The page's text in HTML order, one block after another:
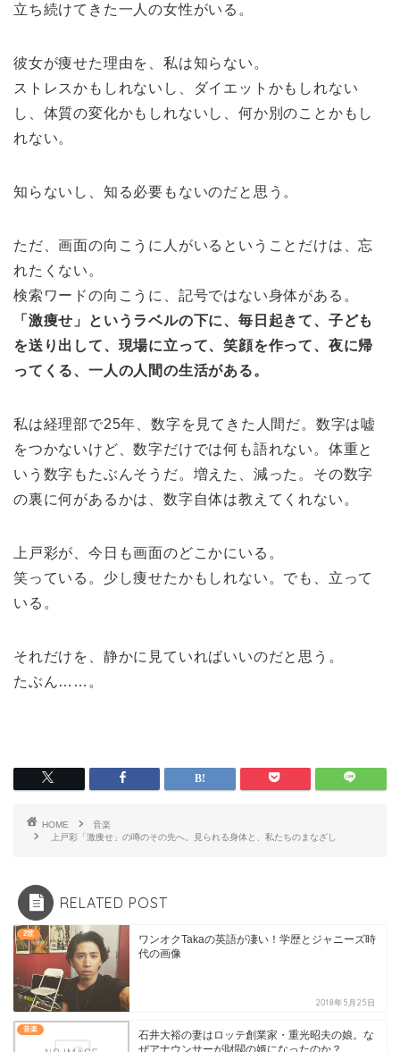
立ち続けてきた一人の女性がいる。
彼女が痩せた理由を、私は知らない。
ストレスかもしれないし、ダイエットかもしれない
し、体質の変化かもしれないし、何か別のことかもし
れない。
知らないし、知る必要もないのだと思う。
ただ、画面の向こうに人がいるということだけは、忘
れたくない。
検索ワードの向こうに、記号ではない身体がある。
「激痩せ」というラベルの下に、毎日起きて、子ども
を送り出して、現場に立って、笑顔を作って、夜に帰
ってくる、一人の人間の生活がある。
私は経理部で25年、数字を見てきた人間だ。数字は嘘
をつかないけど、数字だけでは何も語れない。体重と
いう数字もたぶんそうだ。増えた、減った。その数字
の裏に何があるかは、数字自体は教えてくれない。
上戸彩が、今日も画面のどこかにいる。
笑っている。少し痩せたかもしれない。でも、立って
いる。
それだけを、静かに見ていればいいのだと思う。
たぶん……。
HOME
音楽
上戸彩「激痩せ」の噂のその先へ。見られる身体と、私たちのまなざし
RELATED POST
2世
ワンオクTakaの英語が凄い！学歴とジャニーズ時
代の画像
2018年5月25日
音楽
石井大裕の妻はロッテ創業家・重光昭夫の娘。な
ぜアナウンサーが財閥の婿になったのか？